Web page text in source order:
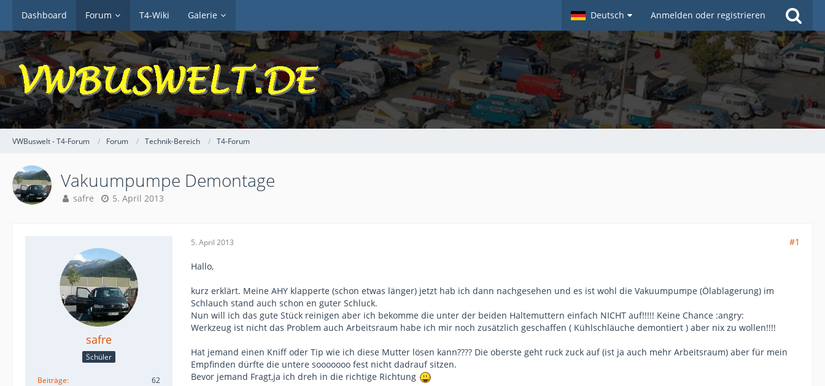
Dashboard Forum T4-Wiki Galerie Deutsch Anmelden oder registrieren
VWBuswelt - T4-Forum Forum Technik-Bereich T4-Forum
Vakuumpumpe Demontage
safre 5. April 2013
safre
Schüler
Beiträge 62
5. April 2013 #1
Hallo,
kurz erklärt. Meine AHY klapperte (schon etwas länger) jetzt hab ich dann nachgesehen und es ist wohl die Vakuumpumpe (Ölablagerung) im
Schlauch stand auch schon en guter Schluck.
Nun will ich das gute Stück reinigen aber ich bekomme die unter der beiden Haltemuttern einfach NICHT auf!!!!! Keine Chance :angry:
Werkzeug ist nicht das Problem auch Arbeitsraum habe ich mir noch zusätzlich geschaffen ( Kühlschläuche demontiert ) aber nix zu wollen!!!!
Hat jemand einen Kniff oder Tip wie ich diese Mutter lösen kann???? Die oberste geht ruck zuck auf (ist ja auch mehr Arbeitsraum) aber für mein
Empfinden dürfte die untere sooooooo fest nicht dadrauf sitzen.
Bevor jemand Fragt,ja ich dreh in die richtige Richtung